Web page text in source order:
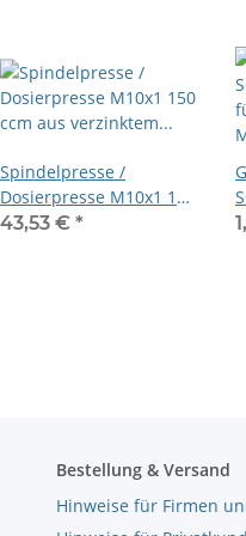
Spindelpresse /
Dosierpresse M10x1 150
ccm aus verzinktem
43,53 € *
Bestellung & Versand
Hinweise für Firmen